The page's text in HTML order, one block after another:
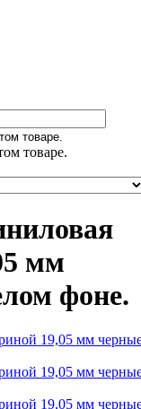
товаре.
мм
фоне.